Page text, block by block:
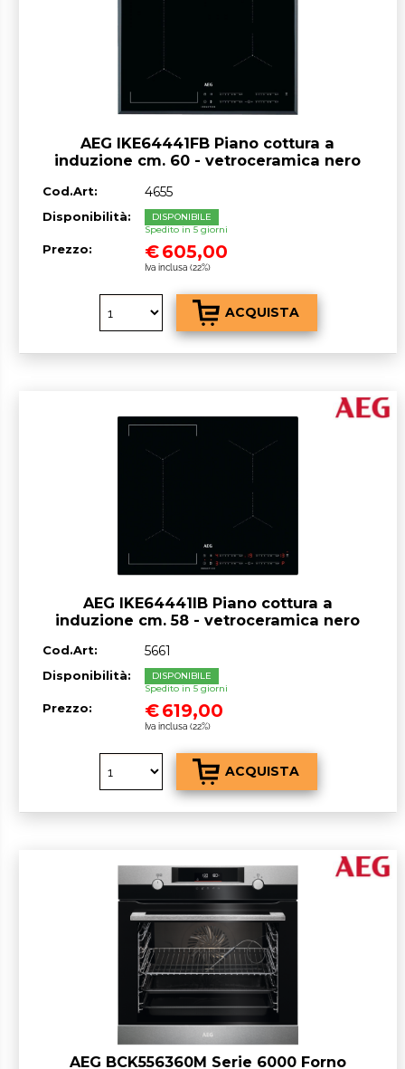
AEG IKE64441FB Piano cottura a
induzione cm. 60 - vetroceramica nero
Cod.Art: 4655
Disponibilità:
DISPONIBILE
Spedito in 5 giorni
Prezzo: €605,00
Iva inclusa (22%)
AEG IKE64441IB Piano cottura a
induzione cm. 58 - vetroceramica nero
Cod.Art: 5661
Disponibilità:
DISPONIBILE
Spedito in 5 giorni
Prezzo: €619,00
Iva inclusa (22%)
AEG BCK556360M Serie 6000 Forno